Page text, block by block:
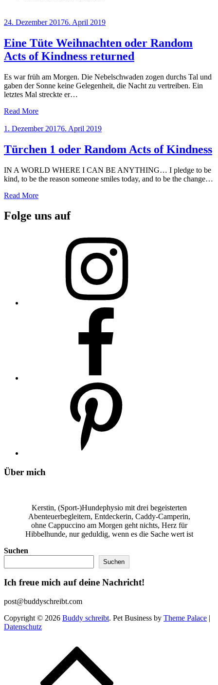
Posted
24. Dezember 20176. April 2019
Eine Tüte Weihnachten oder Random
Acts of Kindness returned
Es war früh am Morgen. Die Nebelschwaden zogen durchs Tal und
gaben der Sonne keine Gelegenheit, die Nacht zu vertreiben. Ein
letztes Mal streckte er…
Read More
Posted
1. Dezember 20176. April 2019
Türchen 1 oder Random Acts of Kindness
IN A WORLD WHERE I CAN BE ANYTHING… I pledge to be
kind, to be the reason someone smiles today, and to be the change…
Read More
Folge uns auf
Über mich
Kerstin, (Sport-)Hundephysio mit drei begeisterten
Abenteuerbegleitern, Entdeckerin, Caddy-Camperin,
ohne Cappuccino am Morgen geht nichts, Herz für
Hibbelhunde, nur geduldig, wenn es die Sache wert ist
Suchen
Suchen
Ich freue mich auf deine Nachricht!
post@buddyschreibt.com
Copyright © 2026 Buddy schreibt. Pet Business by Theme Palace |
Datenschutz